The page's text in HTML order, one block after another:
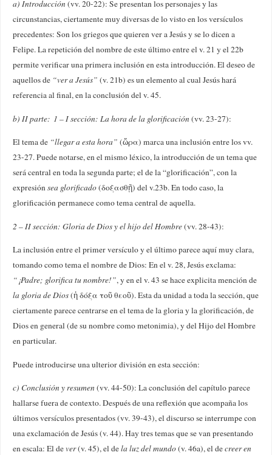
a) Introducción(vv. 20-22): Se presentan los personajes y las
circunstancias, ciertamente muy diversas de lo visto en los versículos
precedentes: Son los griegos que quieren ver a Jesús y se lo dicen a
Felipe. La repetición del nombre de este último entre el v. 21 y el 22b
permite verificar una primera inclusión en esta introducción. El deseo de
aquellos de “ver a Jesús” (v. 21b) es un elemento al cual Jesús hará
referencia al final, en la conclusión del v. 45.
b) II parte: 1 – I sección: La hora de la glorificación(vv. 23-27):
El tema de “llegar a estahora”(ὥρα) marca una inclusión entre los vv.
23-27. Puede notarse, en el mismo léxico, la introducción de un tema que
será central en toda la segunda parte; el de la “glorificación”, con la
expresiónsea glorificado(δοξασθῇ) del v.23b. En todo caso, la
glorificación permanece como tema central de aquella.
2 – II sección: Gloria de Dios y el hijo del Hombre(vv. 28-43):
La inclusión entre el primer versículo y el último parece aquí muy clara,
tomando como tema el nombre de Dios: En el v. 28, Jesús exclama:
“¡Padre; glorifica tu nombre!”, y en el v. 43 se hace explicita mención de
la gloria de Dios(ἡ δόξα τοῦ θεοῦ). Esta da unidad a toda la sección, que
ciertamente parece centrarse en el tema de la gloria y la glorificación, de
Dios en general (de su nombre como metonimia), y del Hijo del Hombre
en particular.
Puede introducirse una ulterior división en esta sección:
c) Conclusión y resumen(vv. 44-50): La conclusión del capítulo parece
hallarse fuera de contexto. Después de una reflexión que acompaña los
últimos versículos presentados (vv. 39-43), el discurso se interrumpe con
una exclamación de Jesús (v. 44). Hay tres temas que se van presentando
en escala: El dever(v. 45), el dela luz del mundo(v. 46a), el decreer en